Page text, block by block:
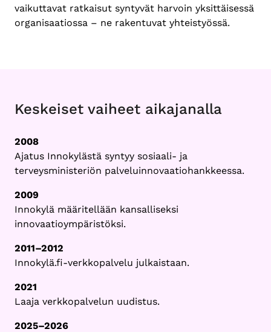
vaikuttavat ratkaisut syntyvät harvoin yksittäisessä
organisaatiossa – ne rakentuvat yhteistyössä.
Keskeiset vaiheet aikajanalla
2008
Ajatus Innokylästä syntyy sosiaali- ja
terveysministeriön palveluinnovaatiohankkeessa.
2009
Innokylä määritellään kansalliseksi
innovaatioympäristöksi.
2011–2012
Innokylä.fi-verkkopalvelu julkaistaan.
2021
Laaja verkkopalvelun uudistus.
2025–2026